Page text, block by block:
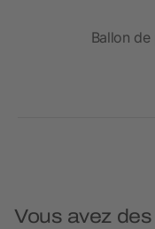
Ballon
Vous avez